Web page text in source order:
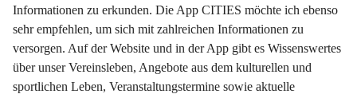
Informationen zu erkunden. Die App CITIES möchte ich ebenso
sehr empfehlen, um sich mit zahlreichen Informationen zu
versorgen. Auf der Website und in der App gibt es Wissenswertes
über unser Vereinsleben, Angebote aus dem kulturellen und
sportlichen Leben, Veranstaltungstermine sowie aktuelle